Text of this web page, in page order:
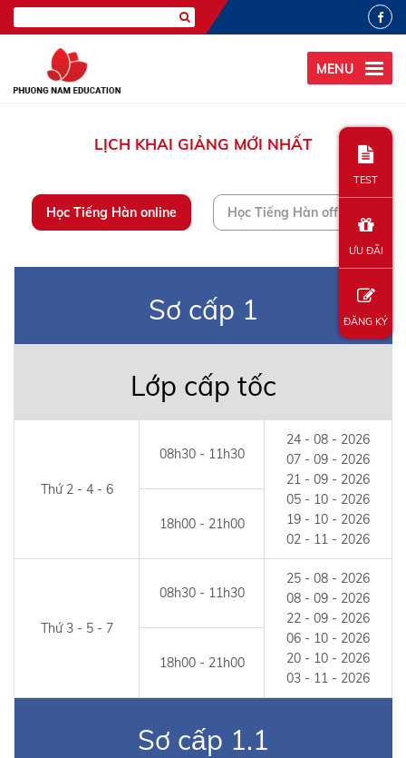
MENU
LỊCH KHAI GIẢNG MỚI NHẤT
Học Tiếng Hàn online Học Tiếng Hàn offline
Sơ cấp 1
Lớp cấp tốc
Thứ 2 - 4 - 6
08h30 - 11h30
24 - 08 - 2026
07 - 09 - 2026
21 - 09 - 2026
05 - 10 - 2026
19 - 10 - 2026
02 - 11 - 2026
18h00 - 21h00
Thứ 3 - 5 - 7
08h30 - 11h30
25 - 08 - 2026
08 - 09 - 2026
22 - 09 - 2026
06 - 10 - 2026
20 - 10 - 2026
03 - 11 - 2026
18h00 - 21h00
Sơ cấp 1.1
TEST
ƯU ĐÃI
ĐĂNG KÝ